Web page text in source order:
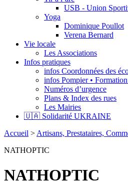
USB - Union
Yoga
Dominique Poullot
Verena Bernard
Vie locale
Les Associations
Infos pratiques
infos Coordonnées des
infos Pompier •
Numéros d’urgence
Plans & Index des rues
Les Mairies
🇺🇦 Solidarité UKRAINE
Accueil > Artisans, Prestataires,
NATHOPTIC
NATHOPTIC